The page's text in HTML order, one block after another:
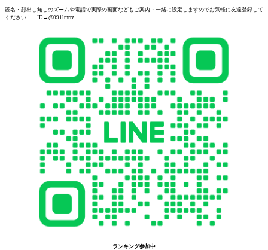
匿名・顔出し無しのズームや電話で実際の画面などもご案内・一緒に設定しますのでお気軽に友達登録して
ください！ ID→@091lmrrz
ランキング参加中